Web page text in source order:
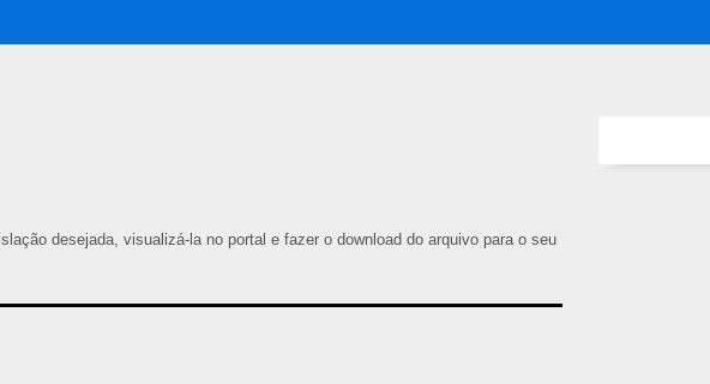
desejada, visualizá-la no portal e fazer o download do arquivo para o seu